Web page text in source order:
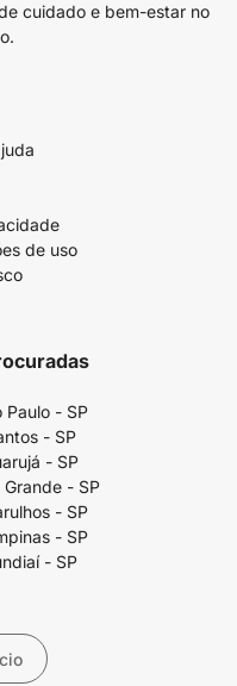
cuidado e bem-estar no
de uso
Paulo - SP
- SP
- SP
- SP
- SP
- SP
- SP